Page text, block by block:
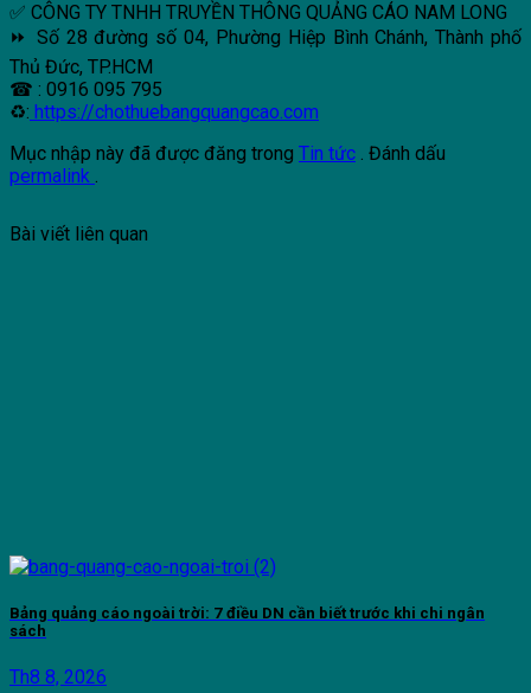
✅ CÔNG TY TNHH TRUYỀN THÔNG QUẢNG CÁO NAM LONG
⏩ Số 28 đường số 04, Phường Hiệp Bình Chánh, Thành phố
Thủ Đức, TP.HCM
☎ : 0916 095 795
♻: https://chothuebangquangcao.com
Mục nhập này đã được đăng trong Tin tức . Đánh dấu
permalink .
Bài viết liên quan
Bảng quảng cáo ngoài trời: 7 điều DN cần biết trước khi chi ngân
sách
Th8 8, 2026